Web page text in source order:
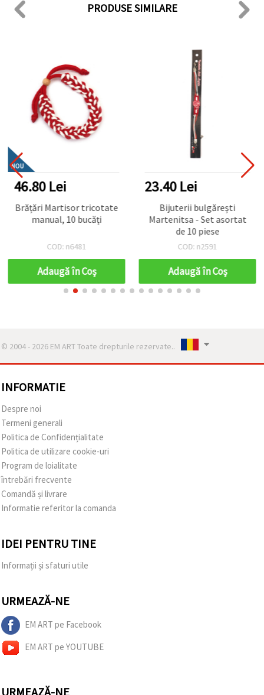
PRODUSE SIMILARE
NOU
46.80 Lei
Brățări Martisor tricotate
manual, 10 bucăți
COD: n6481
Adaugă în Coş
23.40 Lei
Bijuterii bulgărești
Martenitsa - Set asortat
de 10 piese
COD: n2591
Adaugă în Coş
© 2004 - 2026 EM ART Toate drepturile rezervate..
INFORMATIE
Despre noi
Termeni generali
Politica de Confidențialitate
Politica de utilizare cookie-uri
Program de loialitate
întrebări frecvente
Comandă și livrare
Informatie referitor la comanda
IDEI PENTRU TINE
Informații și sfaturi utile
URMEAZĂ-NE
EM ART pe Facebook
EM ART pe YOUTUBE
URMEAZĂ-NE